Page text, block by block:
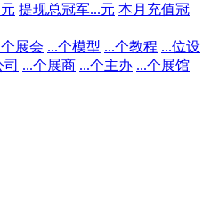
元 提现总冠军...元 本月充值冠
个展会 ...个模型 ...个教程 ...位设
...个展商 ...个主办 ...个展馆